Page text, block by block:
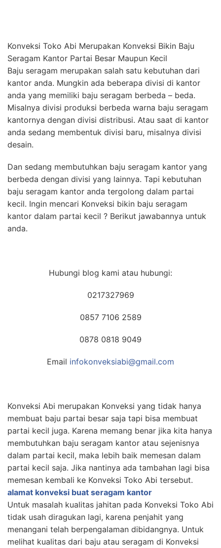
Konveksi Toko Abi Merupakan Konveksi Bikin Baju
Seragam Kantor Partai Besar Maupun Kecil
Baju seragam merupakan salah satu kebutuhan dari
kantor anda. Mungkin ada beberapa divisi di kantor
anda yang memiliki baju seragam berbeda – beda.
Misalnya divisi produksi berbeda warna baju seragam
kantornya dengan divisi distribusi. Atau saat di kantor
anda sedang membentuk divisi baru, misalnya divisi
desain.
Dan sedang membutuhkan baju seragam kantor yang
berbeda dengan divisi yang lainnya. Tapi kebutuhan
baju seragam kantor anda tergolong dalam partai
kecil. Ingin mencari Konveksi bikin baju seragam
kantor dalam partai kecil ? Berikut jawabannya untuk
anda.
Hubungi blog kami atau hubungi:
0217327969
0857 7106 2589
0878 0818 9049
Email infokonveksiabi@gmail.com
Konveksi Abi merupakan Konveksi yang tidak hanya
membuat baju partai besar saja tapi bisa membuat
partai kecil juga. Karena memang benar jika kita hanya
membutuhkan baju seragam kantor atau sejenisnya
dalam partai kecil, maka lebih baik memesan dalam
partai kecil saja. Jika nantinya ada tambahan lagi bisa
memesan kembali ke Konveksi Toko Abi tersebut.
alamat konveksi buat seragam kantor
Untuk masalah kualitas jahitan pada Konveksi Toko Abi
tidak usah diragukan lagi, karena penjahit yang
menangani telah berpengalaman dibidangnya. Untuk
melihat kualitas dari baju atau seragam di Konveksi